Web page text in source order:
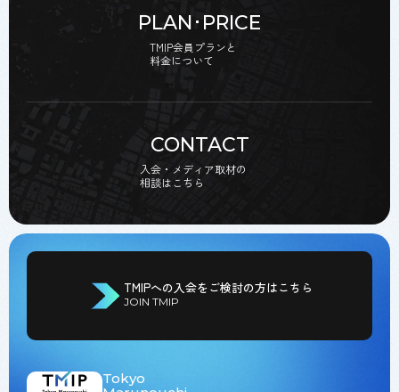
PLAN･PRICE
TMIP会員プランと
料金について
CONTACT
入会・メディア取材の
相談はこちら
TMIPへの入会をご検討の方はこちら
JOIN TMIP
Tokyo